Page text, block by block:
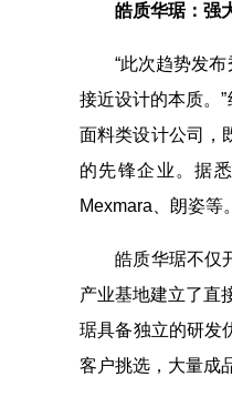
皓质华琚：强
“此次趋势发布
接近设计的本质。
面料类设计公司，
的先锋企业。据
Mexmara、朗姿等
皓质华琚不仅开
产业基地建立了直
琚具备独立的研发
客户挑选，大量成